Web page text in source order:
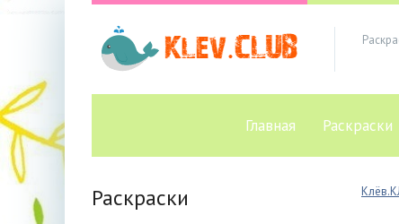
Главная Раскраски
Раскраски